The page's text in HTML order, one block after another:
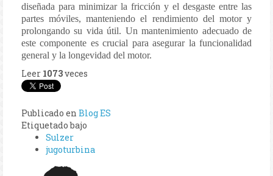
diseñada para minimizar la fricción y el desgaste entre las
partes móviles, manteniendo el rendimiento del motor y
prolongando su vida útil. Un mantenimiento adecuado de
este componente es crucial para asegurar la funcionalidad
general y la longevidad del motor.
Leer 1073veces
Publicado en Blog ES
Etiquetado bajo
Sulzer
jugoturbina